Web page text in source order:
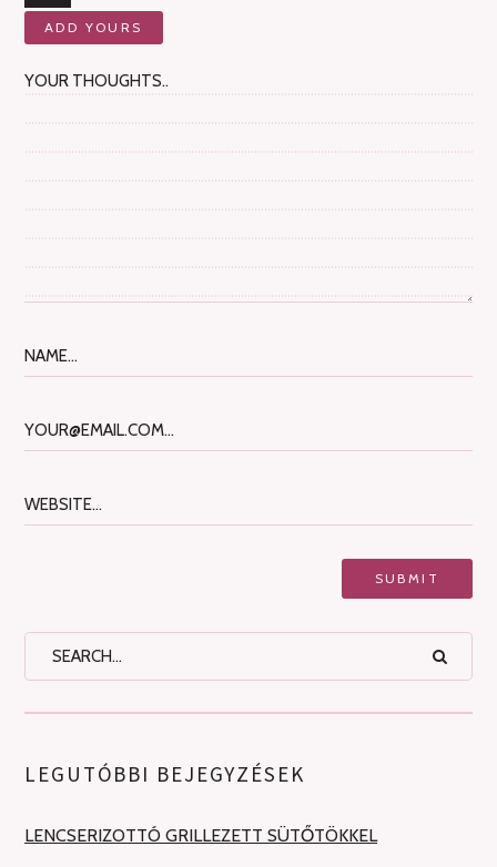
ADD YOURS
LEGUTÓBBI BEJEGYZÉSEK
LENCSERIZOTTÓ GRILLEZETT SÜTŐTÖKKEL